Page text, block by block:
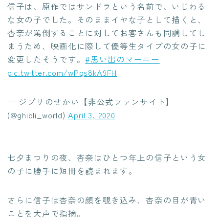
信子は、原作ではサンドラという名前で、いじわる
な女の子でした。そのままイヤな子として描くと、
杏奈が罵倒することに対してお客さんも同調してし
まうため、映画化に際して優等生タイプの女の子に
変更したそうです。#思い出のマーニー
pic.twitter.com/wPqs8kA9FH
— ジブリのせかい【非公式ファンサイト】
(@ghibli_world)April 3, 2020
七夕まつりの夜、杏奈はひとつ年上の信子という女
の子に勝手に短冊を読まれます。
さらに信子は杏奈の顔を覗き込み、杏奈の目が青い
ことを大声で指摘。